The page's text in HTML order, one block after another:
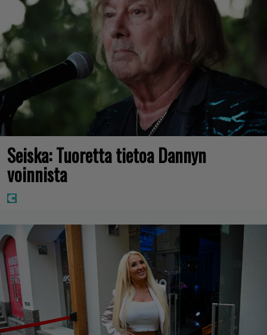
Seiska: Tuoretta tietoa Dannyn
voinnista